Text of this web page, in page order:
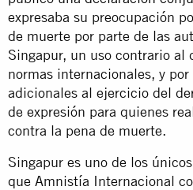
expresaba su preocupación
de muerte por parte de las
Singapur, un uso contrario al
normas internacionales, y
adicionales al ejercicio del
de expresión para quienes
contra la pena de muerte.
Singapur es uno de los
que Amnistía Internacional